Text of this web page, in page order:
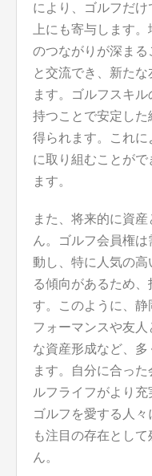
により、ゴルフだ
上にも寄与します
のつながりが深ま
と交流でき、新た
ます。ゴルフスキ
持つことで安定し
得られます。これ
に取り組むことがで
ます。
また、将来的に資
ん。ゴルフ会員権
動し、特に人気の
る傾向があるため
す。このように、
フォーマンスや友
な資産形成など、
ます。自分に合っ
ルフライフがより充
ゴルフを愛する人
も注目の存在とし
ん。